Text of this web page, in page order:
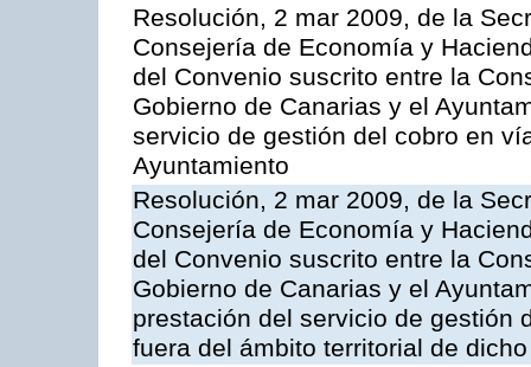
Resolución, 2 mar 2009, de la
Consejería de Economía y
del Convenio suscrito entre la
Gobierno de Canarias y el
servicio de gestión del cobro en
Ayuntamiento
Resolución, 2 mar 2009, de la
Consejería de Economía y
del Convenio suscrito entre la
Gobierno de Canarias y el
prestación del servicio de gestión
fuera del ámbito territorial de